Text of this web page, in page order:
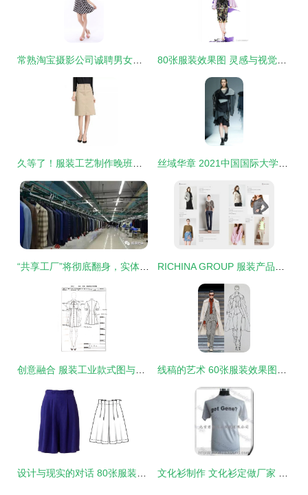
常熟淘宝摄影公司诚聘男女模特，网店摄影、产品摄影、服装摄影一手抓 80张服装效果图 灵感与视觉的狂欢
久等了！服装工艺制作晚班课隆重登场，手工首饰加篇惊喜来袭 丝域华章 2021中国国际大学生时装周西安工程大学服装与艺术设计学院专场发布
“共享工厂”将彻底翻身，实体生意要逆袭！——以服装行业为例 RICHINA GROUP 服装产品画册 时尚与质感的完美融合
创意融合 服装工业款式图与首饰设计的灵感簿 线稿的艺术 60张服装效果图与首饰的完美结合
设计与现实的对话 80张服装CDR款式图与成衣对比及首饰的微妙融合 文化衫制作 文化衫定做厂家 文化衫 君雅伟业服装厂20090804